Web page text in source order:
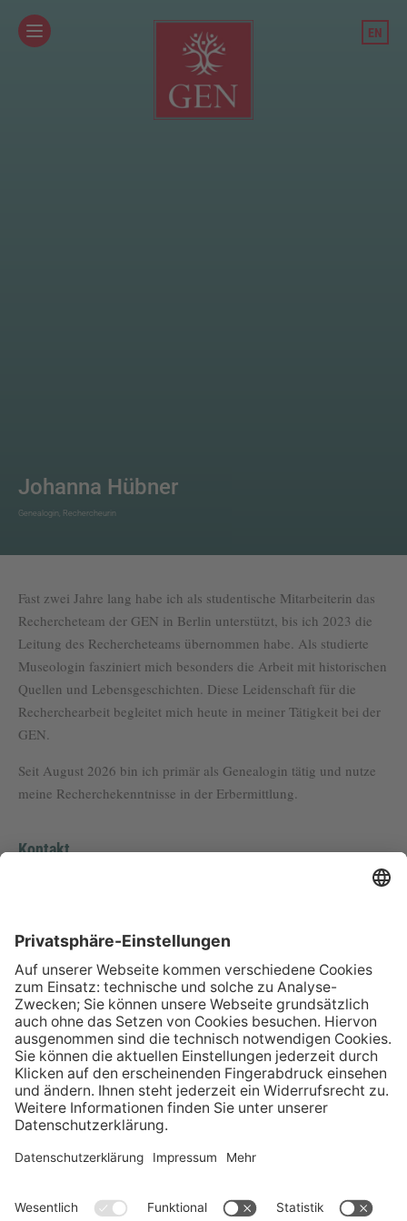
EN
Johanna Hübner
Genealogin, Rechercheurin
Fast zwei Jahre lang habe ich als studentische Mitarbeiterin das
Rechercheteam der GEN in Berlin unterstützt, bis ich 2023 die
Leitung des Rechercheteams übernommen habe. Als studierte
Museologin fasziniert mich besonders die Arbeit mit historischen
Quellen und Lebensgeschichten. Diese Leidenschaft für die
Recherchearbeit begleitet mich heute in meiner Tätigkeit bei der
GEN.
Seit August 2026 bin ich primär als Genealogin tätig und nutze
meine Recherchekenntnisse in der Erbermittlung.
Kontakt
+49 30 34 64 98 717
+49 30 34 64 98 750
Sprachen
Deutsch, Englisch, Spanisch, Ostfriesisches Plattdeutsch